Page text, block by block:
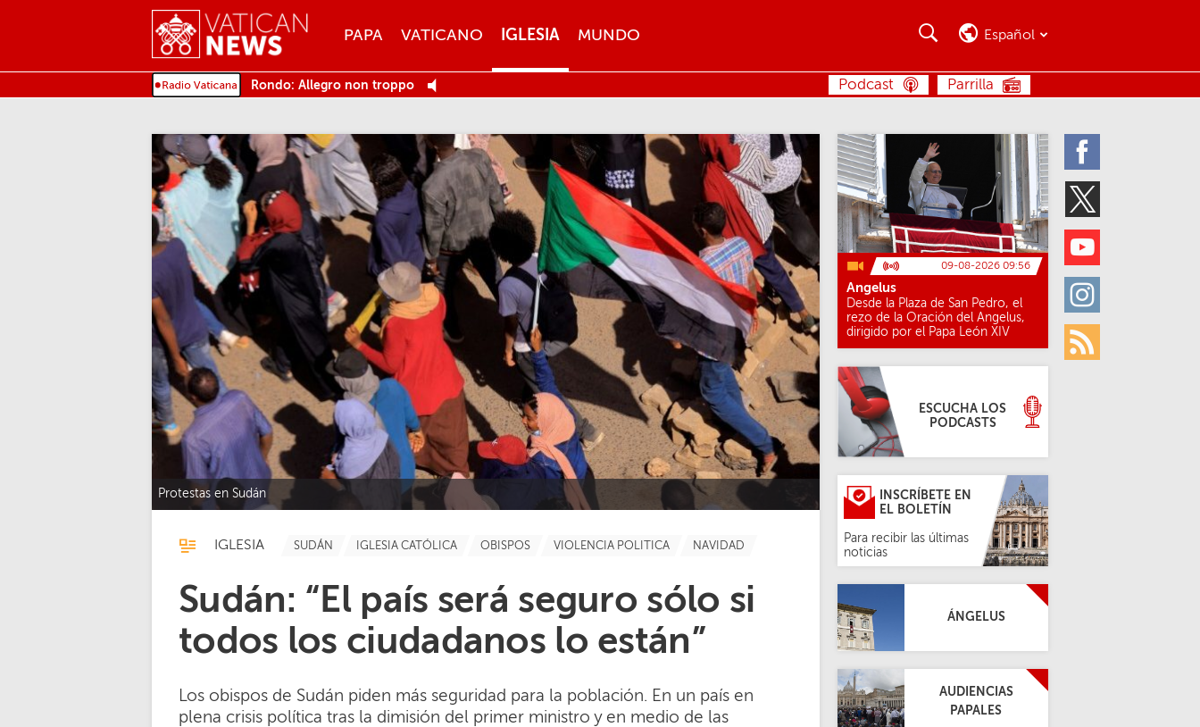
MENU
PAPA VATICANO IGLESIA MUNDO
Twitter
Youtube
Instagram
Rss
BUSCAR Español
Rondo: Allegro non troppo Parrilla
Podcast
Protestas en Sudán
IGLESIA SUDÁN IGLESIA CATÓLICA OBISPOS VIOLENCIA POLITICA NAVIDAD
Sudán: “El país será seguro sólo si
todos los ciudadanos lo están”
Los obispos de Sudán piden más seguridad para la población. En un país en
plena crisis política tras la dimisión del primer ministro y en medio de las
09-08-2026 09:56
Angelus
Desde la Plaza de San Pedro, el
rezo de la Oración del Angelus,
dirigido por el Papa León XIV
ESCUCHA LOS
PODCASTS
INSCRÍBETE EN
EL BOLETÍN
Para recibir las últimas
noticias
ÁNGELUS
AUDIENCIAS
PAPALES